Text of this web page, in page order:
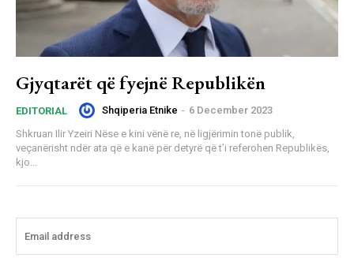
Gjyqtarët që fyejnë Republikën
EDITORIAL Shqiperia Etnike - 6 December 2023
Shkruan Ilir Yzeiri Nëse e kini vënë re, në ligjërimin tonë publik,
veçanërisht ndër ata që e kanë për detyrë që t’i referohen Republikës,
kjo...